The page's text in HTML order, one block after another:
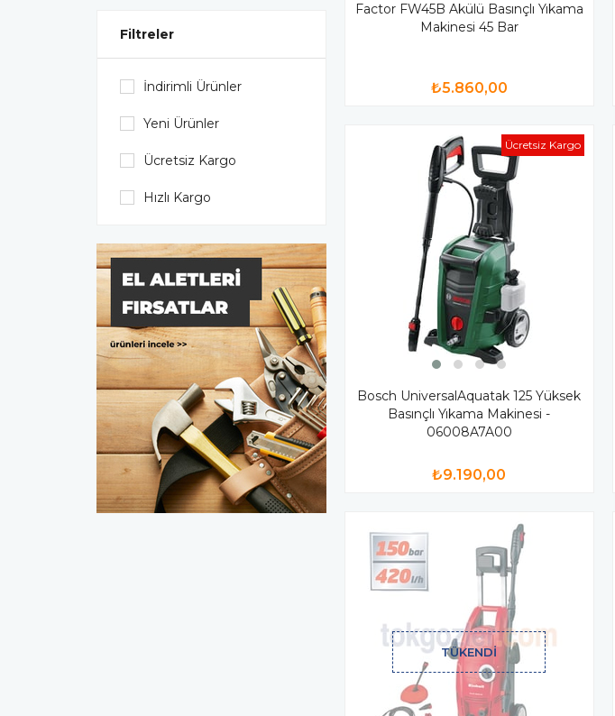
Filtreler
İndirimli Ürünler
Yeni Ürünler
Ücretsiz Kargo
Hızlı Kargo
Factor FW45B Akülü Basınçlı Yıkama
Makinesi 45 Bar
₺5.860,00
Bosch UniversalAquatak 125 Yüksek
Basınçlı Yıkama Makinesi -
06008A7A00
₺9.190,00
Ücretsiz Kargo
TÜKENDI